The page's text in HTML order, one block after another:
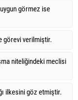
görmez ise
görevi verilmiştir.
niteliğindeki meclisi
ilkesini göz etmiştir.